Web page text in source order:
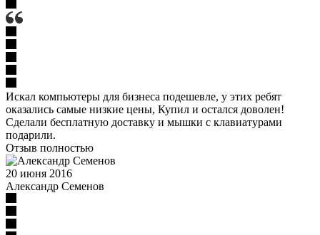
Искал компьютеры для бизнеса подешевле, у этих ребят
оказались самые низкие цены, Купил и остался доволен!
Сделали бесплатную доставку и мышки с клавиатурами
подарили.
Отзыв полностью
20 июня 2016
Александр Семенов